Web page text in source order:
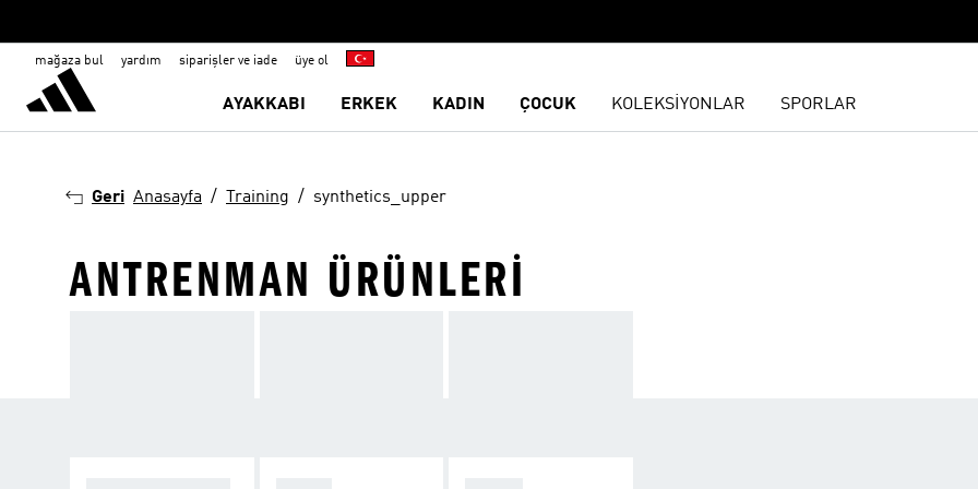
mağaza bul yardım siparişler ve iade üye ol
AYAKKABI ERKEK KADIN ÇOCUK KOLEKSİYONLAR SPORLAR
Geri Anasayfa Training synthetics_upper
ANTRENMAN ÜRÜNLERI